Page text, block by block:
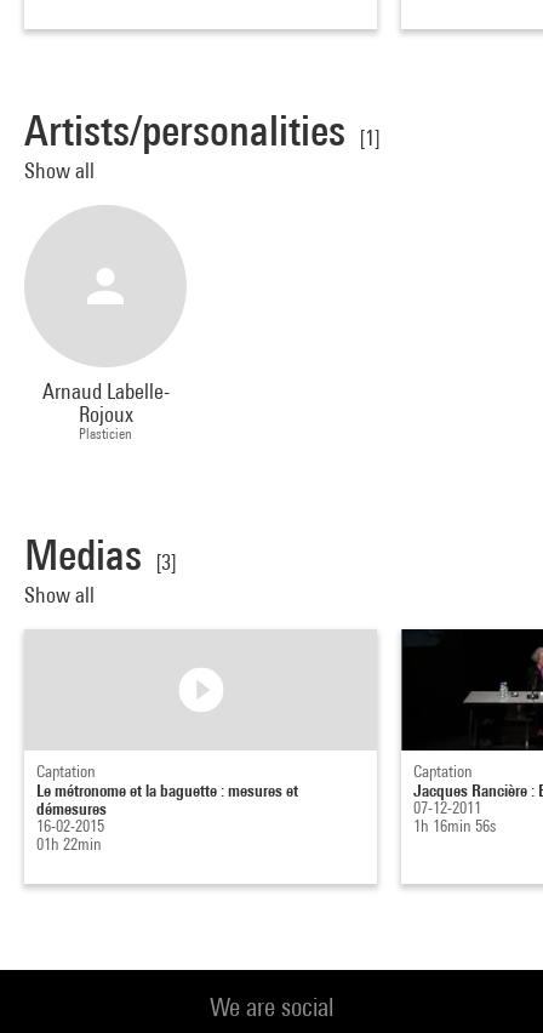
Artists/personalities
[1]
Show all
Arnaud Labelle-
Rojoux
Plasticien
Medias
[3]
Show all
Captation
Le métronome et la baguette : mesures et
démesures
16-02-2015
01h 22min
Captation
Jacques Rancière :
07-12-2011
1h 16min 56s
We are social